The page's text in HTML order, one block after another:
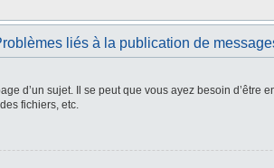
liés à la publication de
d’un sujet. Il se peut que vous ayez besoin
fichiers, etc.